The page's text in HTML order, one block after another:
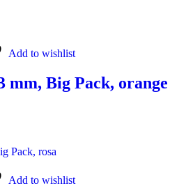
Add to wishlist
mm, Big Pack, orange
Add to wishlist